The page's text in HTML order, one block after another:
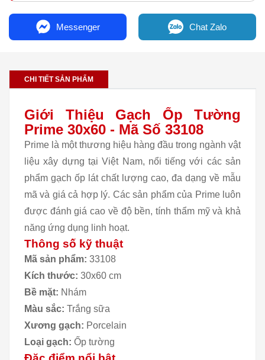
Messenger Chat Zalo
CHI TIẾT SẢN PHẨM
Giới Thiệu Gạch Ốp Tường
Prime 30x60 - Mã Số 33108
Prime là một thương hiệu hàng đầu trong ngành vật
liệu xây dựng tại Việt Nam, nổi tiếng với các sản
phẩm gạch ốp lát chất lượng cao, đa dạng về mẫu
mã và giá cả hợp lý. Các sản phẩm của Prime luôn
được đánh giá cao về độ bền, tính thẩm mỹ và khả
năng ứng dụng linh hoạt.
Thông số kỹ thuật
Mã sản phẩm: 33108
Kích thước: 30x60 cm
Bề mặt: Nhám
Màu sắc: Trắng sữa
Xương gạch: Porcelain
Loại gạch: Ốp tường